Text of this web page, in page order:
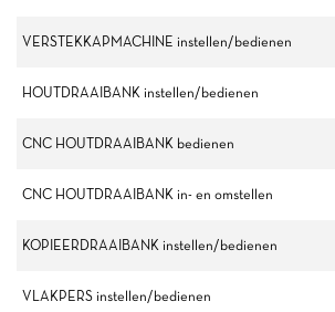
VERSTEKKAPMACHINE instellen/bedienen
HOUTDRAAIBANK instellen/bedienen
CNC HOUTDRAAIBANK bedienen
CNC HOUTDRAAIBANK in- en omstellen
KOPIEERDRAAIBANK instellen/bedienen
VLAKPERS instellen/bedienen